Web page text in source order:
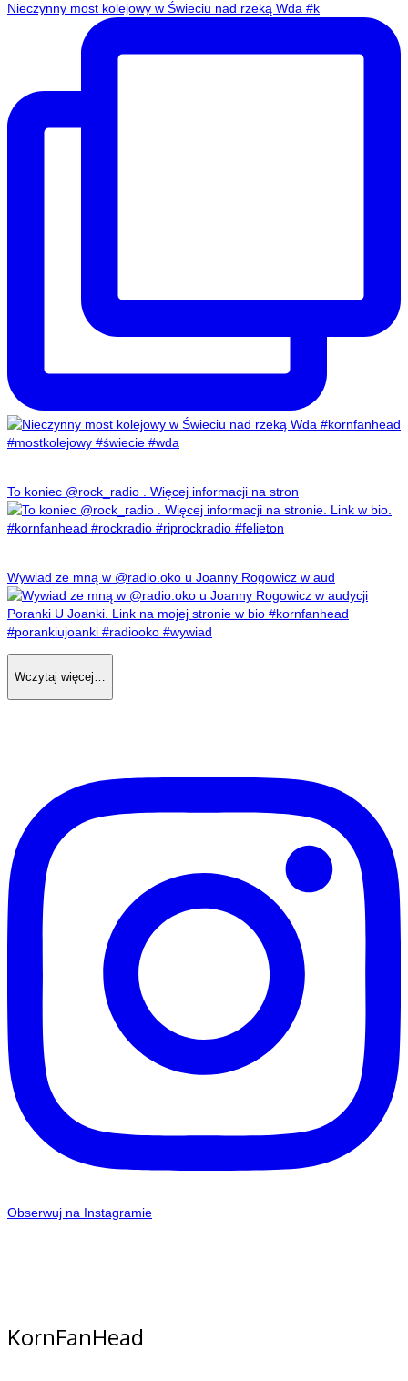
Nieczynny most kolejowy w Świeciu nad rzeką Wda #k
To koniec @rock_radio . Więcej informacji na stron
Wywiad ze mną w @radio.oko u Joanny Rogowicz w aud
Wczytaj więcej…
Obserwuj na Instagramie
KornFanHead